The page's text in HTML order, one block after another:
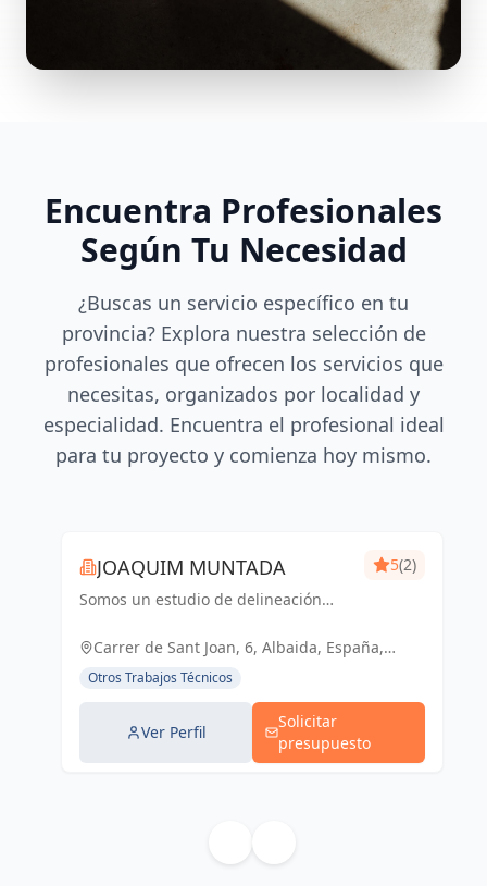
Encuentra Profesionales
Según Tu Necesidad
¿Buscas un servicio específico en tu
provincia? Explora nuestra selección de
profesionales que ofrecen los servicios que
necesitas, organizados por localidad y
especialidad. Encuentra el profesional ideal
para tu proyecto y comienza hoy mismo.
JOAQUIM MUNTADA
Somos un estudio de delineación
básicos, de ejecución, licencias de
industrial, diseño 3D de p...
5(2)
Carrer de Sant Joan, 6, Albaida, España,
España
Otros Trabajos Técnicos
Ver Perfil
Solicitar
presupuesto